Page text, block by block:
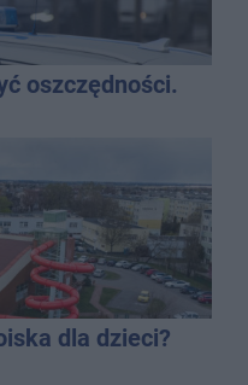
oszczędności.
dla dzieci?